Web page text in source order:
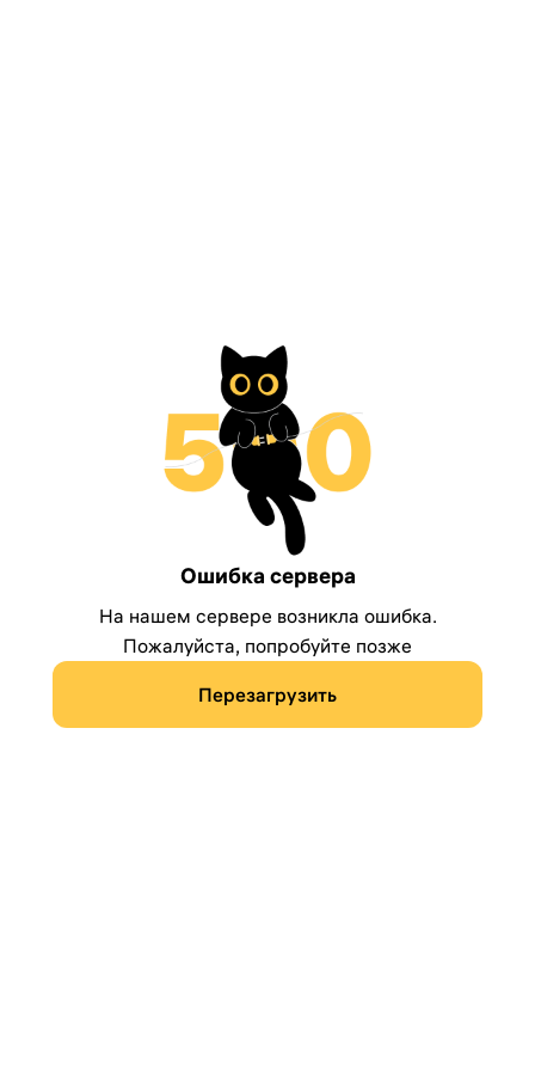
Ошибка сервера
На нашем сервере возникла ошибка.
Пожалуйста, попробуйте позже
Перезагрузить